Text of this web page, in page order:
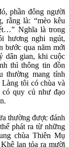
phần đông người
rằng là: “mèo kêu
Nghĩa là trong
hương nghi ngút,
bước qua năm mới
dân gian, khi cuộc
thì thông tin đồn
thường mang tính
tôi có chùa và
có quy củ như đạo
thường được đánh
phát ra từ những
chùa Thiên Mụ
lan tỏa ra mười